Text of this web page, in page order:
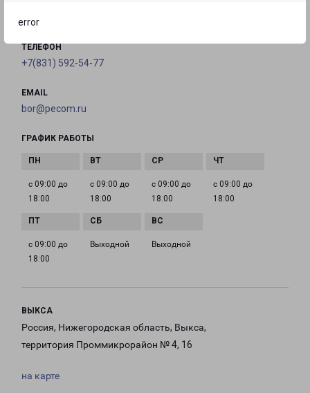
error
на карте
ТЕЛЕФОН
+7(831) 592-54-77
EMAIL
bor@pecom.ru
ГРАФИК РАБОТЫ
с 09:00 до
18:00
с 09:00 до
18:00
с 09:00 до
18:00
с 09:00 до
18:00
с 09:00 до
18:00
Выходной Выходной
ВЫКСА
Россия, Нижегородская область, Выкса,
территория Проммикрорайон № 4, 16
на карте